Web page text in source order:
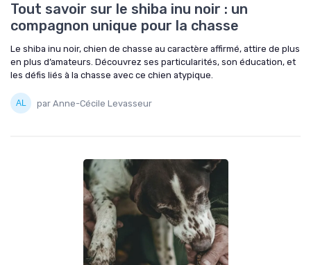
Tout savoir sur le shiba inu noir : un
compagnon unique pour la chasse
Le shiba inu noir, chien de chasse au caractère affirmé, attire de plus
en plus d’amateurs. Découvrez ses particularités, son éducation, et
les défis liés à la chasse avec ce chien atypique.
par Anne-Cécile Levasseur